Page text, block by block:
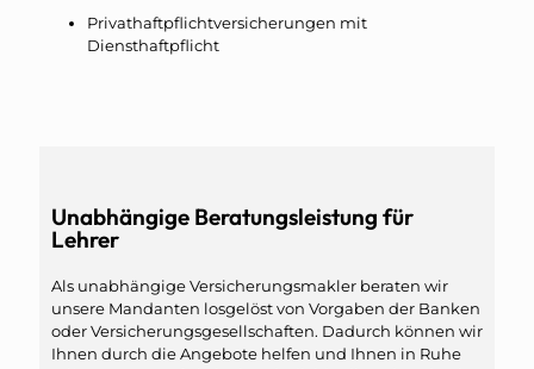
Privathaftpflichtversicherungen mit
Diensthaftpflicht
Unabhängige Beratungsleistung für
Lehrer
Als unabhängige Versicherungsmakler beraten wir
unsere Mandanten losgelöst von Vorgaben der Banken
oder Versicherungsgesellschaften. Dadurch können wir
Ihnen durch die Angebote helfen und Ihnen in Ruhe